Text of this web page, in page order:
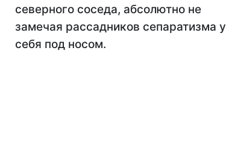
северного соседа, абсолютно не
замечая рассадников сепаратизма у
себя под носом.